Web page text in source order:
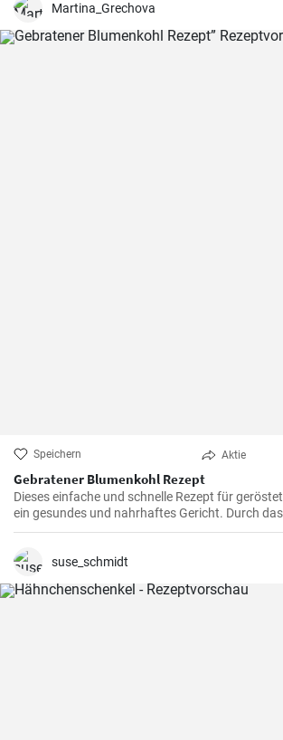
Martina_Grechova
Speichern Aktie
Gebratener Blumenkohl Rezept
Dieses einfache und schnelle Rezept für
ein gesundes und nahrhaftes Gericht. Durch
erhält der Blumenkohl einen wunderbar süßen
suse_schmidt